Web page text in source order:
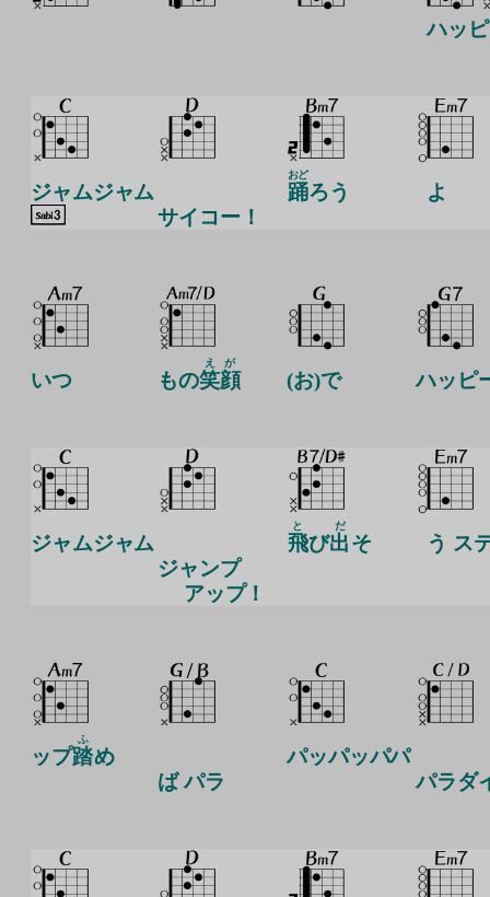
ハッ
ジャムジャム
サイコー！
踊
おど
ろう よ
いつ もの笑顔
えが
(お)で ハッピ
ジャムジャム
ジャンプ
アップ！
飛
と
び出
だ
そ う ス
ップ踏
ふ
め
ば パラ
パッパッパパ
パラダ